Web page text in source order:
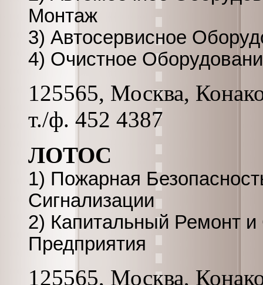
Монтаж
3) Автосервисное
4) Очистное
125565, Москва,
т./ф. 452 4387
ЛОТОС
1) Пожарная
Сигнализации
2) Капитальный Ремонт и
Предприятия
125565, Москва,